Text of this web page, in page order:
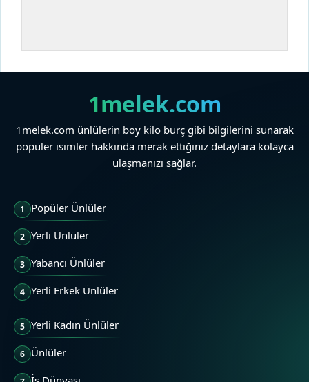
1melek.com
1melek.com ünlülerin boy kilo burç gibi bilgilerini sunarak
popüler isimler hakkında merak ettiğiniz detaylara kolayca
ulaşmanızı sağlar.
1 Popüler Ünlüler
2 Yerli Ünlüler
3 Yabancı Ünlüler
4 Yerli Erkek Ünlüler
5 Yerli Kadın Ünlüler
6 Ünlüler